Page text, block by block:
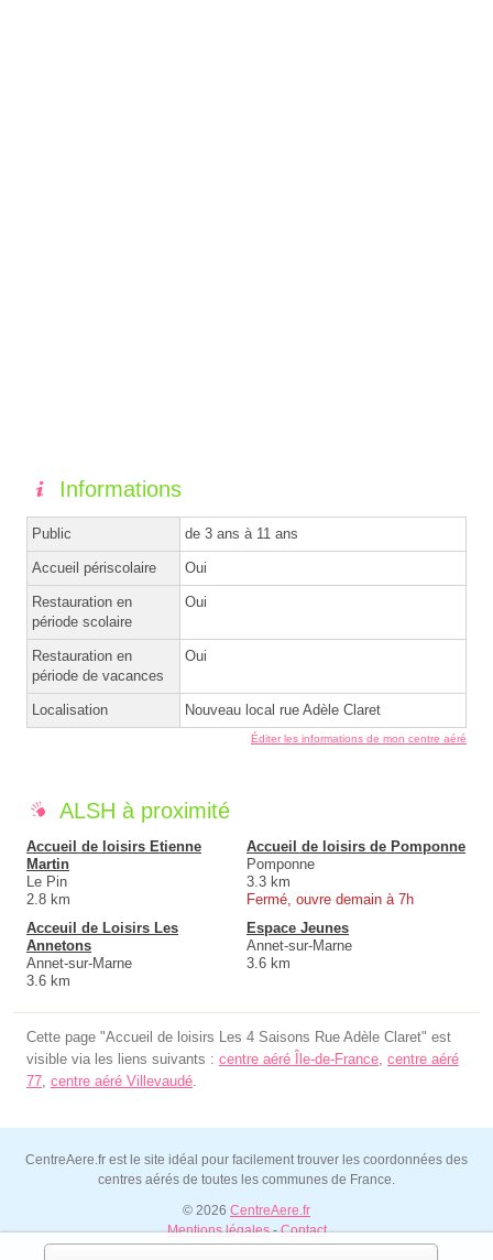
Informations
Public de 3 ans à 11 ans
Accueil périscolaire Oui
Restauration en
période scolaire
Oui
Restauration en
période de vacances
Oui
Localisation Nouveau local rue Adèle Claret
Éditer les informations de mon centre aéré
ALSH à proximité
Accueil de loisirs Etienne
Martin
Le Pin
2.8 km
Accueil de loisirs de Pomponne
Pomponne
3.3 km
Fermé, ouvre demain à 7h
Acceuil de Loisirs Les
Annetons
Annet-sur-Marne
3.6 km
Espace Jeunes
Annet-sur-Marne
3.6 km
Cette page "Accueil de loisirs Les 4 Saisons Rue Adèle Claret" est
visible via les liens suivants : centre aéré Île-de-France, centre aéré
77, centre aéré Villevaudé.
CentreAere.fr est le site idéal pour facilement trouver les coordonnées des
centres aérés de toutes les communes de France.
© 2026 CentreAere.fr
Mentions légales-Contact